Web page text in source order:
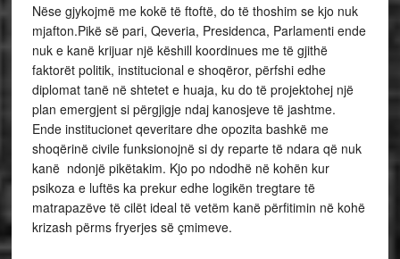
Nëse gjykojmë me kokë të ftoftë, do të thoshim se kjo nuk
mjafton.Pikë së pari, Qeveria, Presidenca, Parlamenti ende
nuk e kanë krijuar një këshill koordinues me të gjithë
faktorët politik, institucional e shoqëror, përfshi edhe
diplomat tanë në shtetet e huaja, ku do të projektohej një
plan emergjent si përgjigje ndaj kanosjeve të jashtme.
Ende institucionet qeveritare dhe opozita bashkë me
shoqërinë civile funksionojnë si dy reparte të ndara që nuk
kanë ndonjë pikëtakim. Kjo po ndodhë në kohën kur
psikoza e luftës ka prekur edhe logikën tregtare të
matrapazëve të cilët ideal të vetëm kanë përfitimin në kohë
krizash përms fryerjes së çmimeve.